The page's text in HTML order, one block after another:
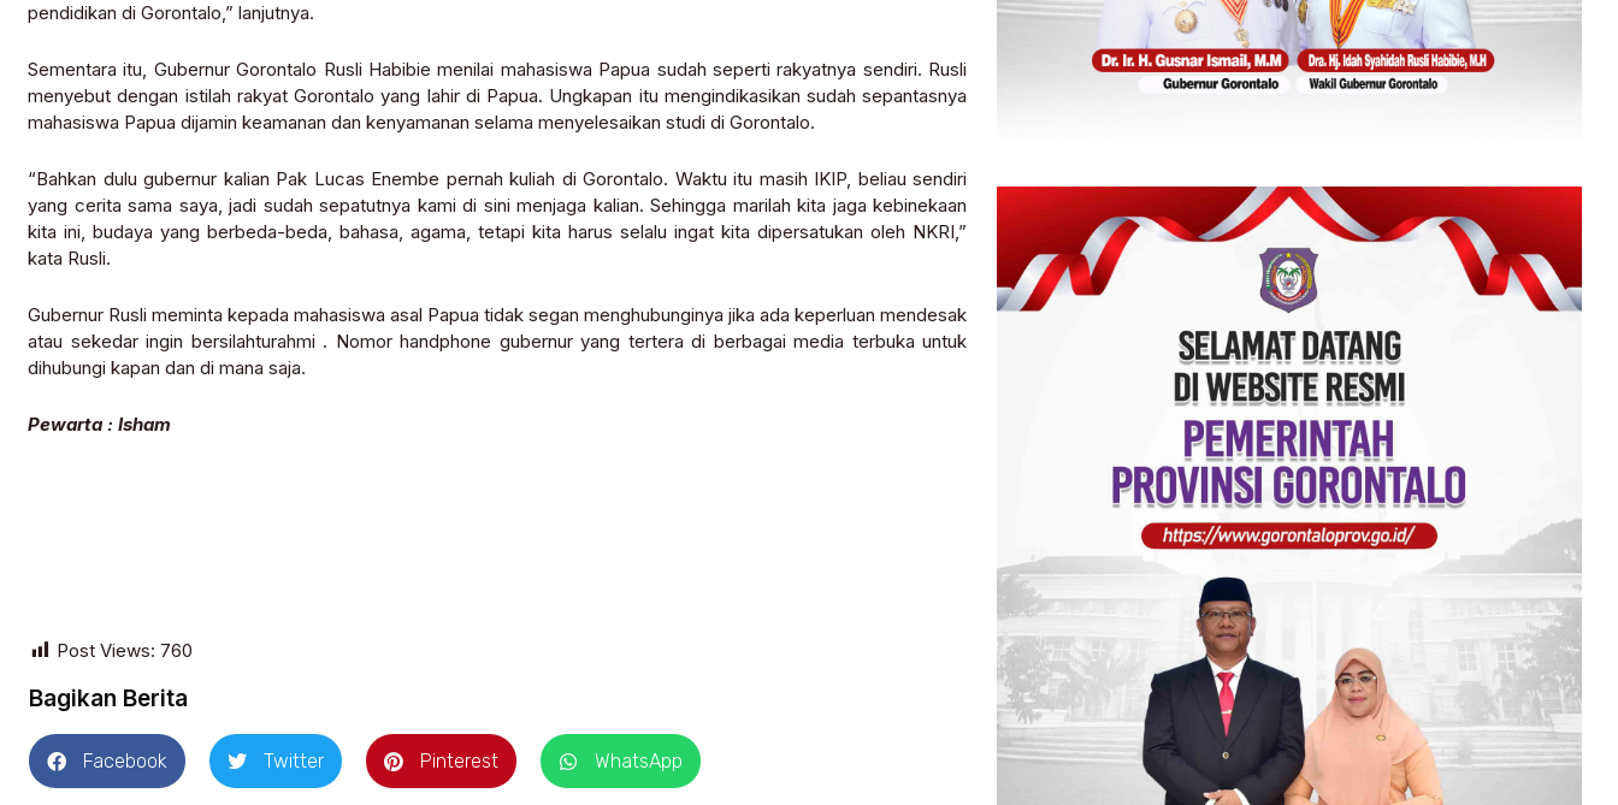
pendidikan di Gorontalo,” lanjutnya.
Sementara itu, Gubernur Gorontalo Rusli Habibie menilai mahasiswa Papua sudah seperti rakyatnya sendiri. Rusli
menyebut dengan istilah rakyat Gorontalo yang lahir di Papua. Ungkapan itu mengindikasikan sudah sepantasnya
mahasiswa Papua dijamin keamanan dan kenyamanan selama menyelesaikan studi di Gorontalo.
“Bahkan dulu gubernur kalian Pak Lucas Enembe pernah kuliah di Gorontalo. Waktu itu masih IKIP, beliau sendiri
yang cerita sama saya, jadi sudah sepatutnya kami di sini menjaga kalian. Sehingga marilah kita jaga kebinekaan
kita ini, budaya yang berbeda-beda, bahasa, agama, tetapi kita harus selalu ingat kita dipersatukan oleh NKRI,”
kata Rusli.
Gubernur Rusli meminta kepada mahasiswa asal Papua tidak segan menghubunginya jika ada keperluan mendesak
atau sekedar ingin bersilahturahmi . Nomor handphone gubernur yang tertera di berbagai media terbuka untuk
dihubungi kapan dan di mana saja.
Pewarta : Isham
Post Views: 760
Bagikan Berita
Facebook Twitter Pinterest WhatsApp